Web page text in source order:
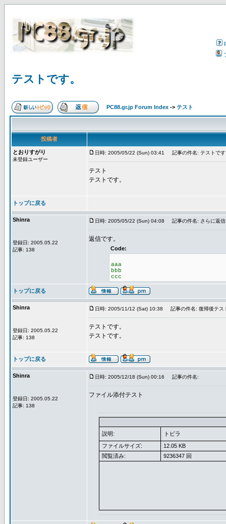
テストです。
PC88.gr.jp Forum Index -> テスト
投稿者
とおりすがり
未登録ユーザー
日時: 2005/05/22 (Sun) 03:41 記事の件名: テストで
テスト
テストです。
トップに戻る
Shinra
登録日: 2005.05.22
記事: 138
日時: 2005/05/22 (Sun) 04:08 記事の件名: さらに返信
返信です。
Code:
aaa
bbb
ccc
トップに戻る
Shinra
登録日: 2005.05.22
記事: 138
日時: 2005/11/12 (Sat) 10:38 記事の件名: 復帰後テス
テストです。
テストです。
トップに戻る
Shinra
登録日: 2005.05.22
記事: 138
日時: 2005/12/18 (Sun) 00:16 記事の件名:
ファイル添付テスト
説明:
トビラ
ファイルサイズ:
12.05 KB
閲覧済み:
9236347 回